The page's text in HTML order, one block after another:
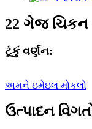
22 ગેજ ચિકન
ટૂંકું વર્ણન:
અમને ઇમેઇલ મોકલો
ઉત્પાદન